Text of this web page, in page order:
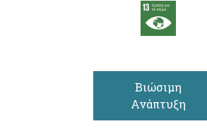
Βιώσιμη
Ανάπτυξη